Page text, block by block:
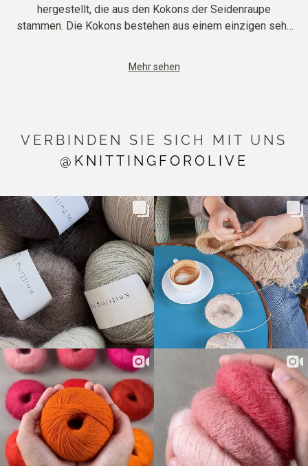
hergestellt, die aus den Kokons der Seidenraupe
stammen. Die Kokons bestehen aus einem einzigen sehr,
die Seidenwürmer sterben. Auf diese Weise kann der
entwickelt haben und aus dem Kokon entkommen sind.
Der zerbrochene Kokon besteht nun aus vielen kurzen
Prozess, und das Endergebnis ist weniger glatt als
andere Seide, da lange Seidenfäden ein glatteres
Endprodukt ergeben.
Mehr sehen
VERBINDEN SIE SICH MIT UNS
@KNITTINGFOROLIVE